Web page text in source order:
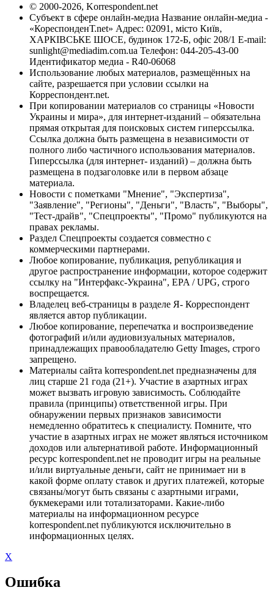
© 2000-2026, Korrespondent.net
Субъект в сфере онлайн-медиа Название онлайн-медиа -
«КореспонденТ.net» Адрес: 02091, місто Київ,
ХАРКІВСЬКЕ ШОСЕ, будинок 172-Б, офіс 208/1 E-mail:
sunlight@mediadim.com.ua Телефон: 044-205-43-00
Идентификатор медиа - R40-06068
Использование любых материалов, размещённых на
сайте, разрешается при условии ссылки на
Корреспондент.net.
При копировании материалов со страницы «Новости
Украины и мира», для интернет-изданий – обязательна
прямая открытая для поисковых систем гиперссылка.
Ссылка должна быть размещена в независимости от
полного либо частичного использования материалов.
Гиперссылка (для интернет- изданий) – должна быть
размещена в подзаголовке или в первом абзаце
материала.
Новости с пометками "Мнение", "Экспертиза",
"Заявление", "Регионы", "Деньги", "Власть", "Выборы",
"Тест-драйв", "Спецпроекты", "Промо" публикуются на
правах рекламы.
Раздел Спецпроекты создается совместно с
коммерческими партнерами.
Любое копирование, публикация, републикация и
другое распространение информации, которое содержит
ссылку на "Интерфакс-Украина", EPA / UPG, строго
воспрещается.
Владелец веб-страницы в разделе Я- Корреспондент
является автор публикации.
Любое копирование, перепечатка и воспроизведение
фотографий и/или аудиовизуальных материалов,
принадлежащих правообладателю Getty Images, строго
запрещено.
Материалы сайта korrespondent.net предназначены для
лиц старше 21 года (21+). Участие в азартных играх
может вызвать игровую зависимость. Соблюдайте
правила (принципы) ответственной игры. При
обнаружении первых признаков зависимости
немедленно обратитесь к специалисту. Помните, что
участие в азартных играх не может являться источником
доходов или альтернативой работе. Информационный
ресурс korrespondent.net не проводит игры на реальные
и/или виртуальные деньги, сайт не принимает ни в
какой форме оплату ставок и других платежей, которые
связаны/могут быть связаны с азартными играми,
букмекерами или тотализаторами. Какие-либо
материалы на информационном ресурсе
korrespondent.net публикуются исключительно в
информационных целях.
X
Ошибка